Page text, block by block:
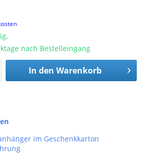
nach Bestelleingang
In den Warenkorb
im Geschenkkarton